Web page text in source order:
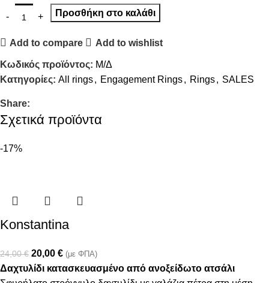
Προσθήκη στο καλάθι
Add to compare Add to wishlist
Κωδικός προϊόντος: Μ/Δ
Κατηγορίες: All rings, Engagement Rings, Rings, SALES
Share:
Σχετικά προϊόντα
-17%
Konstantina
24,00€ 20,00 € (με ΦΠΑ)
Δαχτυλίδι κατασκευασμένο από ανοξείδωτο ατσάλι